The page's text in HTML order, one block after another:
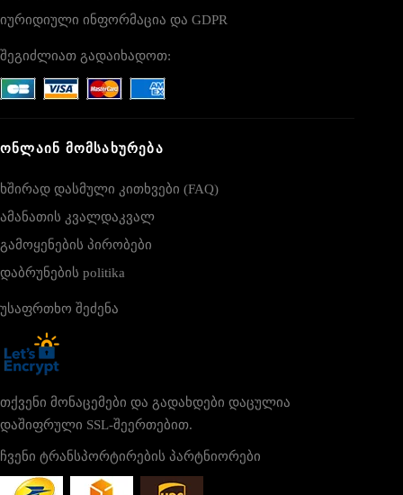
იურიდიული ინფორმაცია და GDPR
შეგიძლიათ გადაიხადოთ:
ᲝᲜᲚᲐᲘᲜ ᲛᲝᲛᲡᲐᲮᲣᲠᲔᲑᲐ
ხშირად დასმული კითხვები (FAQ)
ამანათის კვალდაკვალ
გამოყენების პირობები
დაბრუნების politika
უსაფრთხო შეძენა
თქვენი მონაცემები და გადახდები დაცულია
დაშიფრული SSL-შეერთებით.
ჩვენი ტრანსპორტირების პარტნიორები